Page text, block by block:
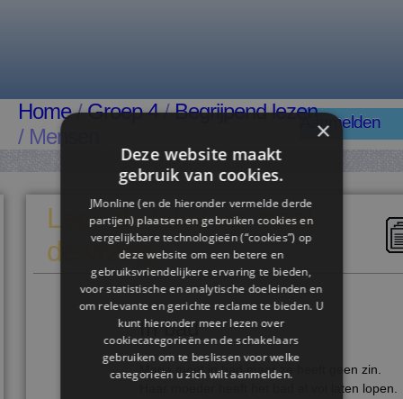
Home/Groep 4/Begrijpend lezen
/ Mensen
Aanmelden
Lees de tekst en maak
de vraag
In bad
Marja moet in bad maar ze heeft geen zin.
Haar moeder heeft het bad al vol laten lopen.
×
Deze website maakt
gebruik van cookies.
JMonline (en de hieronder vermelde derde
partijen) plaatsen en gebruiken cookies en
vergelijkbare technologieën (“cookies”) op
deze website om een ​​betere en
gebruiksvriendelijkere ervaring te bieden,
voor statistische en analytische doeleinden en
om relevante en gerichte reclame te bieden. U
kunt hieronder meer lezen over
cookiecategorieën en de schakelaars
gebruiken om te beslissen voor welke
categorieën u zich wilt aanmelden.